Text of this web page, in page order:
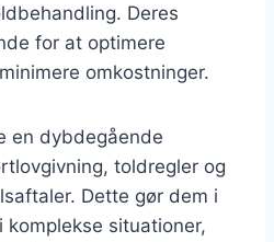
Deres
for at optimere
omkostninger.
en dybdegående
toldregler og
Dette gør dem i
situationer,